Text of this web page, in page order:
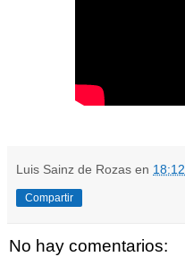
Luis Sainz de Rozas en 18:12
Compartir
No hay comentarios: